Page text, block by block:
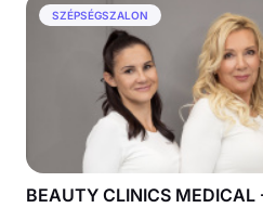
SZÉPSÉGSZALON
BEAUTY CLINICS MEDICAL